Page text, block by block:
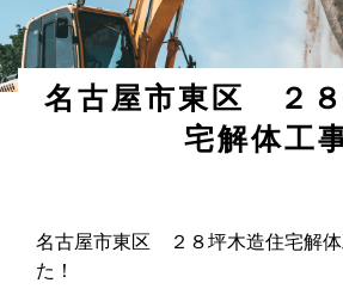
名古屋市東区 ２
宅解体工
名古屋市東区 ２８坪木造住宅解体
た！